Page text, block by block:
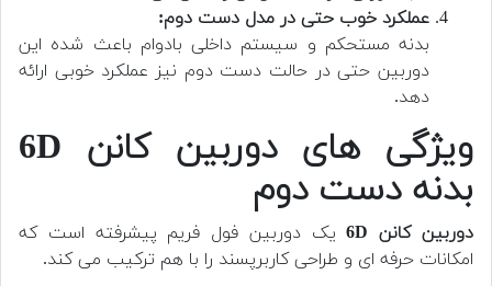
عملکرد خوب حتی در مدل دست دوم:
بدنه مستحکم و سیستم داخلی بادوام باعث شده این
دوربین حتی در حالت دست دوم نیز عملکرد خوبی ارائه
دهد.
ویژگی های دوربین کانن 6D
بدنه دست دوم
دوربین کانن 6D
یک دوربین فول فریم پیشرفته است که
امکانات حرفه ای و طراحی کاربرپسند را با هم ترکیب می کند.